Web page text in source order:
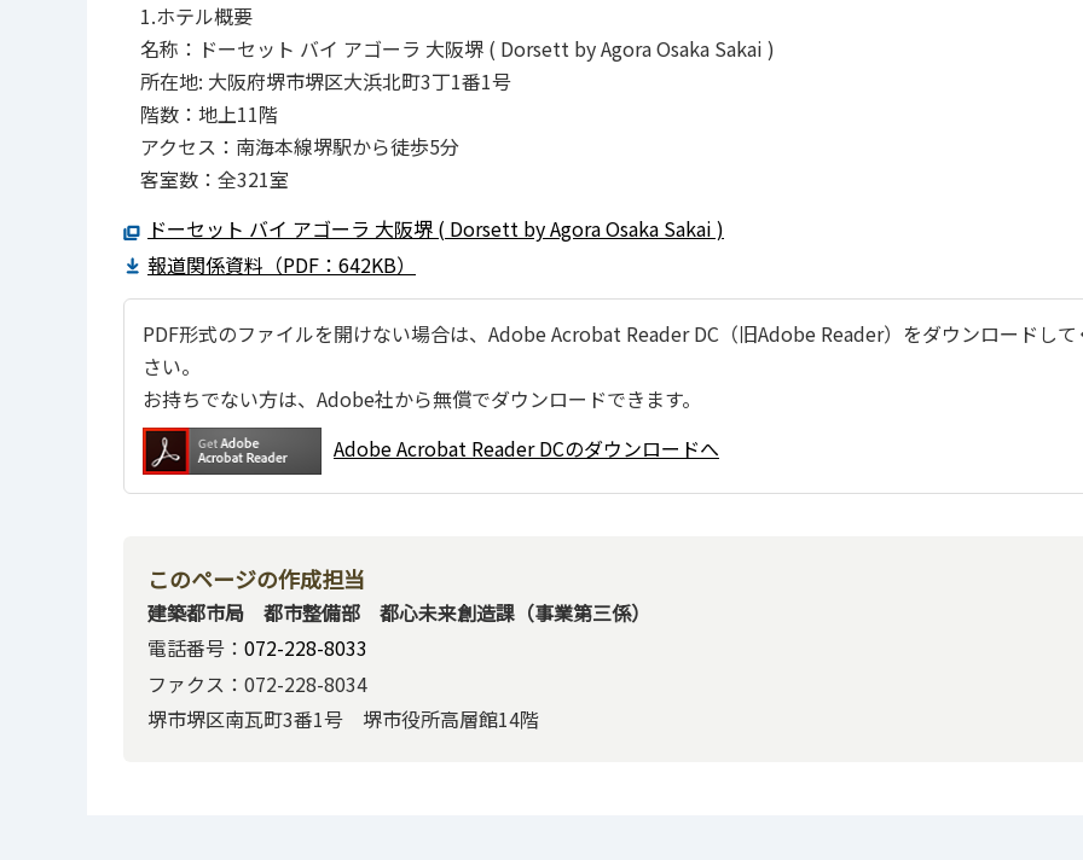
1.ホテル概要
名称：ドーセット バイ アゴーラ 大阪堺 ( Dorsett by Agora Osaka Sakai )
所在地: 大阪府堺市堺区大浜北町3丁1番1号
階数：地上11階
アクセス：南海本線堺駅から徒歩5分
客室数：全321室
ドーセット バイ アゴーラ 大阪堺 ( Dorsett by Agora Osaka Sakai )
報道関係資料（PDF：642KB）
PDF形式のファイルを開けない場合は、Adobe Acrobat Reader DC（旧Adobe Reader）をダウンロードして
さい。
お持ちでない方は、Adobe社から無償でダウンロードできます。
Adobe Acrobat Reader DCのダウンロードへ
このページの作成担当
建築都市局 都市整備部 都心未来創造課（事業第三係）
電話番号： 072-228-8033
ファクス：072-228-8034
堺市堺区南瓦町3番1号 堺市役所高層館14階